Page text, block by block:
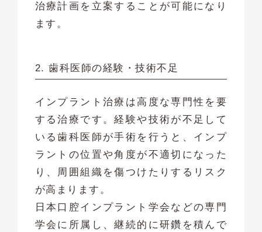
治療計画を立案することが可能になり
ます。
2. 歯科医師の経験・技術不足
インプラント治療は高度な専門性を要
する治療です。経験や技術が不足して
いる歯科医師が手術を行うと、インプ
ラントの位置や角度が不適切になった
り、周囲組織を傷つけたりするリスク
が高まります。
日本口腔インプラント学会などの専門
学会に所属し、継続的に研鑽を積んで